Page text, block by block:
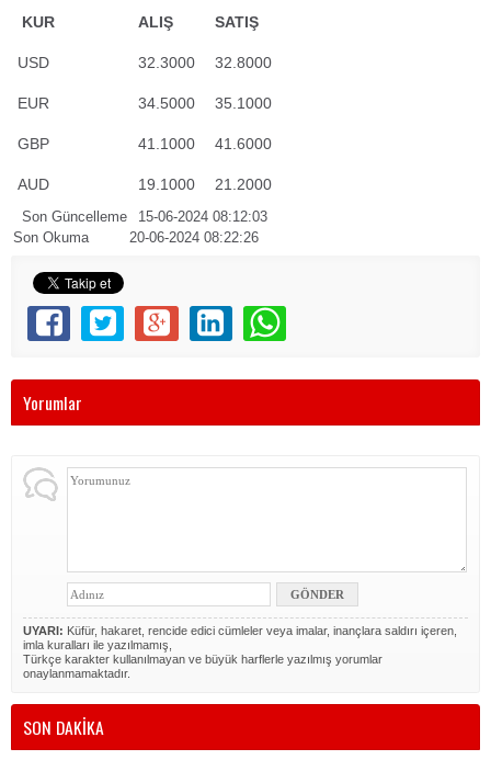
KUR
ALIŞ SATIŞ
USD 32.3000 32.8000
EUR 34.5000 35.1000
GBP 41.1000 41.6000
AUD 19.1000 21.2000
Son Güncelleme
Son Okuma
15-06-2024 08:12:03
20-06-2024 08:22:26
Yorumlar
UYARI: Küfür, hakaret, rencide edici cümleler veya imalar, inançlara saldırı içeren,
imla kuralları ile yazılmamış,
Türkçe karakter kullanılmayan ve büyük harflerle yazılmış yorumlar
onaylanmamaktadır.
SON DAKİKA